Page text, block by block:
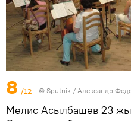
8 /12 © Sputnik / Александр
Мелис Асылбашев 23